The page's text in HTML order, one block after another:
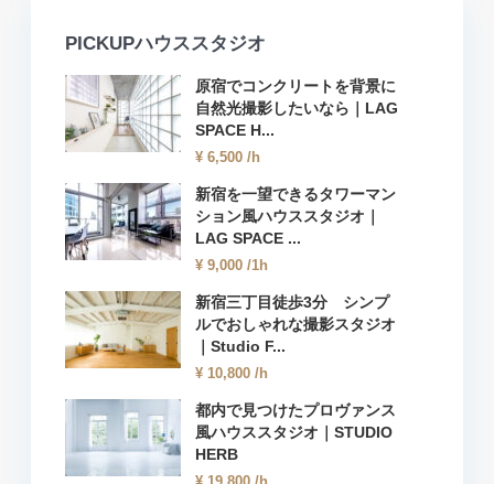
PICKUPハウススタジオ
原宿でコンクリートを背景に
自然光撮影したいなら｜LAG
SPACE H...
¥ 6,500 /h
新宿を一望できるタワーマン
ション風ハウススタジオ｜
LAG SPACE ...
¥ 9,000 /1h
新宿三丁目徒歩3分 シンプ
ルでおしゃれな撮影スタジオ
｜Studio F...
¥ 10,800 /h
都内で見つけたプロヴァンス
風ハウススタジオ｜STUDIO
HERB